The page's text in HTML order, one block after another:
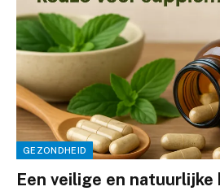
GEZONDHEID
Een veilige en natuurlijke